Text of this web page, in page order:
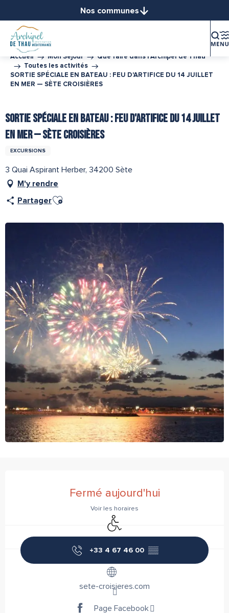
contenu
principal
Nos communes
Bouzigues
Frontignan
Gigean
Marseillan
Mireval
Poussan
Accueil Mon Séjour
Que faire dans l’Archipel de Thau
Toutes les activités
SORTIE SPÉCIALE EN BATEAU : FEU D'ARTIFICE DU 14 JUILLET
EN MER — SÈTE CROISIÈRES
SORTIE SPÉCIALE EN BATEAU : FEU D'ARTIFICE DU 14 JUILLET
EN MER — SÈTE CROISIÈRES
EXCURSIONS
3 Quai Aspirant Herber, 34200 Sète
M'y rendre
PartagerAjouter aux favoris
Ouverture et coordonnées
Fermé aujourd'hui
Voir les horaires
Accès handicapés
+33 4 67 46 00 ▒▒
sete-croisieres.com
Page Facebook